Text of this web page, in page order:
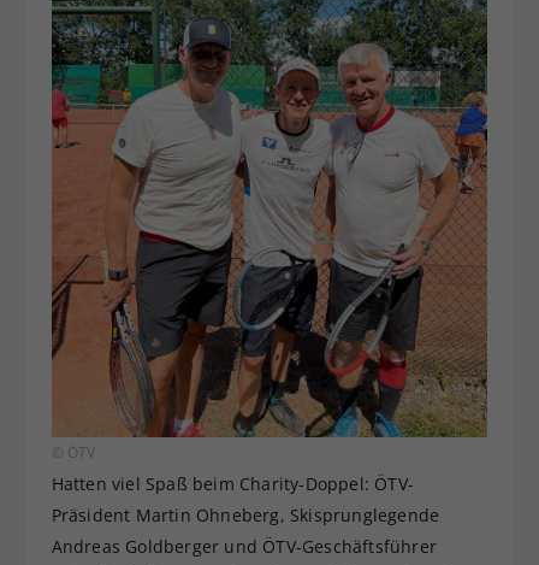
© ÖTV
Hatten viel Spaß beim Charity-Doppel: ÖTV-
Präsident Martin Ohneberg, Skisprunglegende
Andreas Goldberger und ÖTV-Geschäftsführer